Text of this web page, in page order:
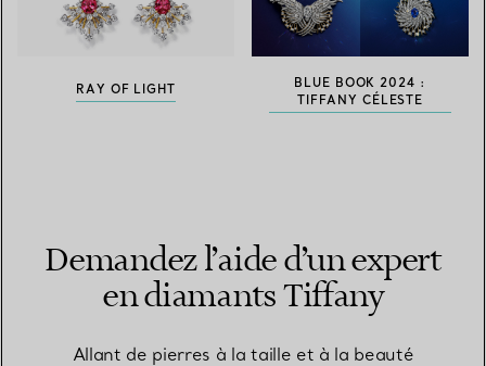
RAY OF LIGHT
BLUE BOOK 2024 :
TIFFANY CÉLESTE
Demandez l’aide d’un expert
en diamants Tiffany
Allant de pierres à la taille et à la beauté